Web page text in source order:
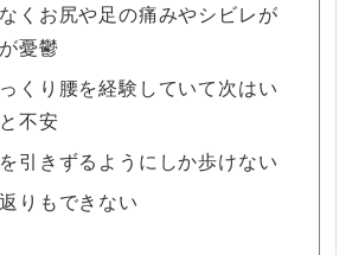
くお尻や足の痛みやシビレが
憂鬱
くり腰を経験していて次はい
不安
引きずるようにしか歩けない
りもできない